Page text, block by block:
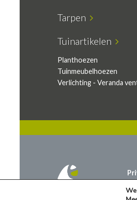
Tarpen
Tuinartikelen
Planthoezen
Tuinmeubelhoezen
Verlichting - Veranda